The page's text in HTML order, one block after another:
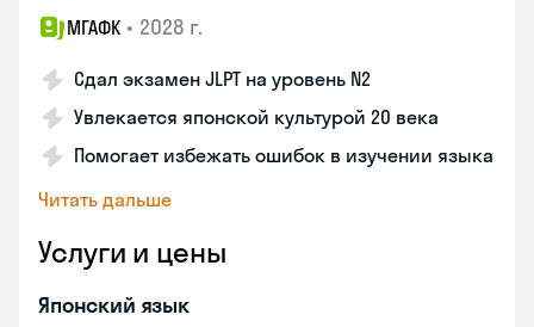
МГАФК • 2028 г.
Сдал экзамен JLPT на уровень N2
Увлекается японской культурой 20 века
Помогает избежать ошибок в изучении языка
Читать дальше
Услуги и цены
Японский язык